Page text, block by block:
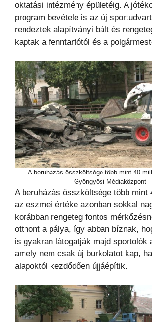
oktatási intézmény épületéig. A
program bevétele is az új
rendeztek alapítványi bált és
kaptak a fenntartótól és a
A beruházás összköltsége több mint 40
Gyöngyösi Médiaközpont
A beruházás összköltsége több mint
az eszmei értéke azonban sokkal
korábban rengeteg fontos
otthont a pálya, így abban bíznak,
is gyakran látogatják majd sportolók
amely nem csak új burkolatot kap,
alapoktól kezdődően újjáépítik.